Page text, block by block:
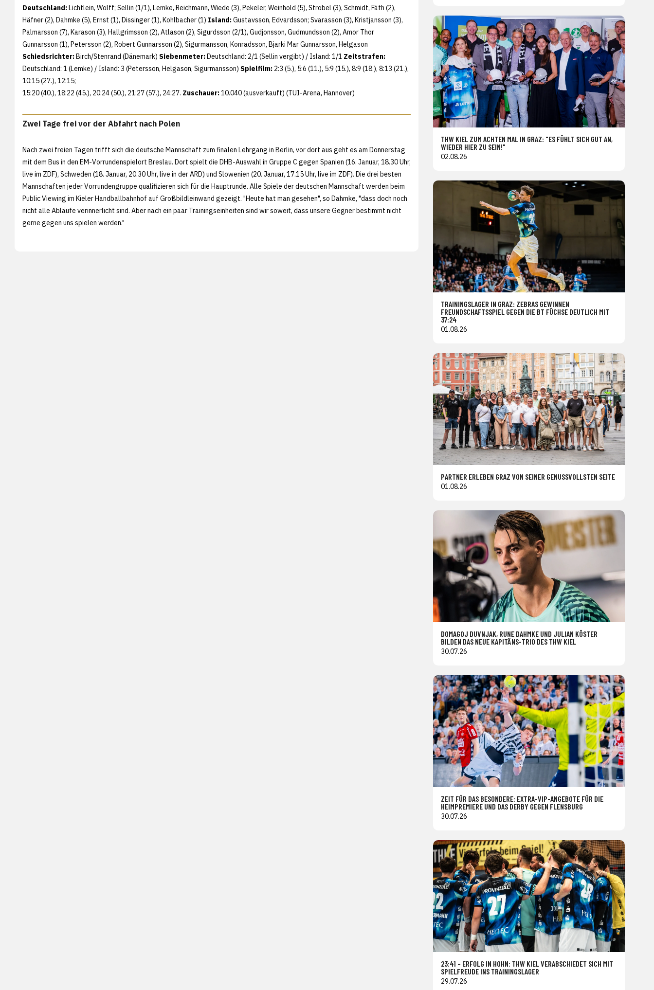
Deutschland:Lichtlein, Wolff; Sellin (1/1), Lemke, Reichmann, Wiede (3), Pekeler, Weinhold (5), Strobel (3), Schmidt, Fäth (2),
Häfner (2), Dahmke (5), Ernst (1), Dissinger (1), Kohlbacher (1) Island:Gustavsson, Edvardsson; Svarasson (3), Kristjansson (3),
Palmarsson (7), Karason (3), Hallgrimsson (2), Atlason (2), Sigurdsson (2/1), Gudjonsson, Gudmundsson (2), Amor Thor
Gunnarsson (1), Petersson (2), Robert Gunnarsson (2), Sigurmansson, Konradsson, Bjarki Mar Gunnarsson, Helgason
Schiedsrichter:Birch/Stenrand (Dänemark) Siebenmeter:Deutschland: 2/1 (Sellin vergibt) / Island: 1/1 Zeitstrafen:
Deutschland: 1 (Lemke) / Island: 3 (Petersson, Helgason, Sigurmansson) Spielfilm: 2:3 (5.), 5:6 (11.), 5:9 (15.), 8:9 (18.), 8:13 (21.),
10:15 (27.), 12:15;
15:20 (40.), 18:22 (45.), 20:24 (50.), 21:27 (57.), 24:27. Zuschauer:10.040 (ausverkauft) (TUI-Arena, Hannover)
Zwei Tage frei vor der Abfahrt nach Polen
Nach zwei freien Tagen trifft sich die deutsche Mannschaft zum finalen Lehrgang in Berlin, vor dort aus geht es am Donnerstag
mit dem Bus in den EM-Vorrundenspielort Breslau. Dort spielt die DHB-Auswahl in Gruppe C gegen Spanien (16. Januar, 18.30 Uhr,
live im ZDF), Schweden (18. Januar, 20.30 Uhr, live in der ARD) und Slowenien (20. Januar, 17.15 Uhr, live im ZDF). Die drei besten
Mannschaften jeder Vorrundengruppe qualifizieren sich für die Hauptrunde. Alle Spiele der deutschen Mannschaft werden beim
Public Viewing im Kieler Handballbahnhof auf Großbildleinwand gezeigt. "Heute hat man gesehen", so Dahmke, "dass doch noch
nicht alle Abläufe verinnerlicht sind. Aber nach ein paar Trainingseinheiten sind wir soweit, dass unsere Gegner bestimmt nicht
gerne gegen uns spielen werden."
THW KIEL ZUM ACHTEN MAL IN GRAZ: "ES FÜHLT SICH GUT AN,
WIEDER HIER ZU SEIN!"
02.08.26
TRAININGSLAGER IN GRAZ: ZEBRAS GEWINNEN
FREUNDSCHAFTSSPIEL GEGEN DIE BT FÜCHSE DEUTLICH MIT
37:24
01.08.26
PARTNER ERLEBEN GRAZ VON SEINER GENUSSVOLLSTEN SEITE
01.08.26
DOMAGOJ DUVNJAK, RUNE DAHMKE UND JULIAN KÖSTER
BILDEN DAS NEUE KAPITÄNS-TRIO DES THW KIEL
30.07.26
ZEIT FÜR DAS BESONDERE: EXTRA-VIP-ANGEBOTE FÜR DIE
HEIMPREMIERE UND DAS DERBY GEGEN FLENSBURG
30.07.26
23:41 – ERFOLG IN HOHN: THW KIEL VERABSCHIEDET SICH MIT
SPIELFREUDE INS TRAININGSLAGER
29.07.26